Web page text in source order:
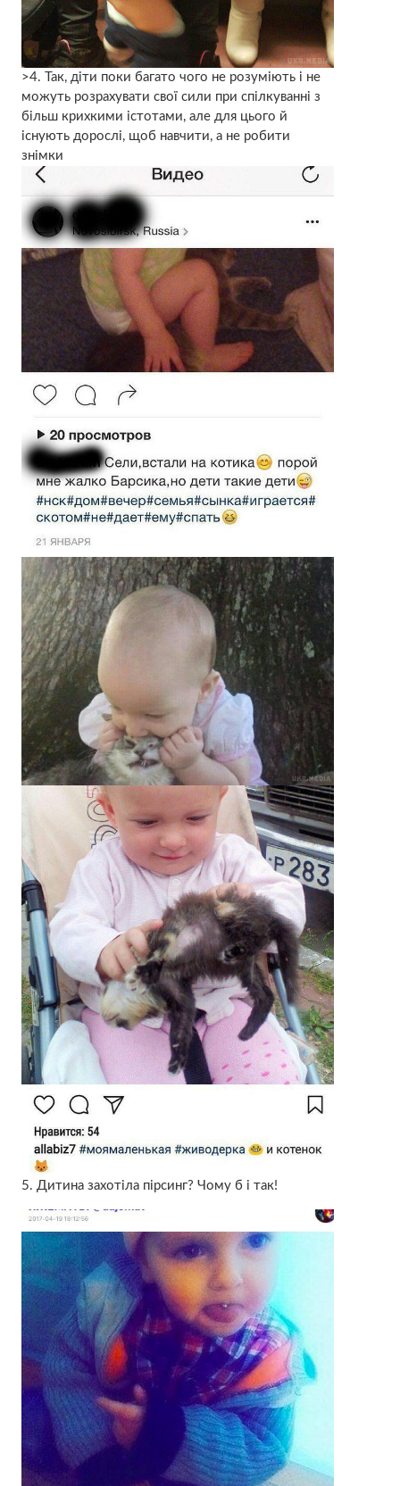
>4. Так, діти поки багато чого не розуміють і не
можуть розрахувати свої сили при спілкуванні з
більш крихкими істотами, але для цього й
існують дорослі, щоб навчити, а не робити
знімки
5. Дитина захотіла пірсинг? Чому б і так!